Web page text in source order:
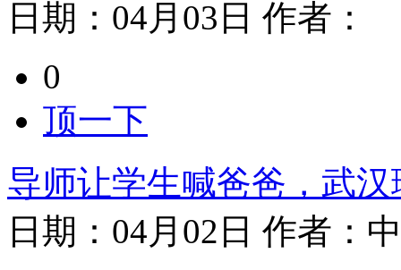
日期： 04月03日 作者：
0
顶一下
导师让学生喊爸爸，武
日期： 04月02日 作者：